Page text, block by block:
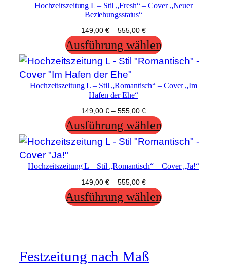
Hochzeitszeitung L – Stil „Fresh“ – Cover „Neuer
Beziehungsstatus“
149,00 € – 555,00 €
Ausführung wählen
Hochzeitszeitung L – Stil „Romantisch“ – Cover „Im
Hafen der Ehe“
149,00 € – 555,00 €
Ausführung wählen
Hochzeitszeitung L – Stil „Romantisch“ – Cover „Ja!“
149,00 € – 555,00 €
Ausführung wählen
Festzeitung nach Maß